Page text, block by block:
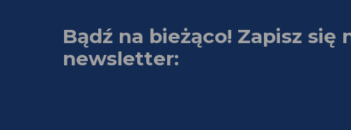
Bądź na bieżąco! Zapisz się
newsletter: